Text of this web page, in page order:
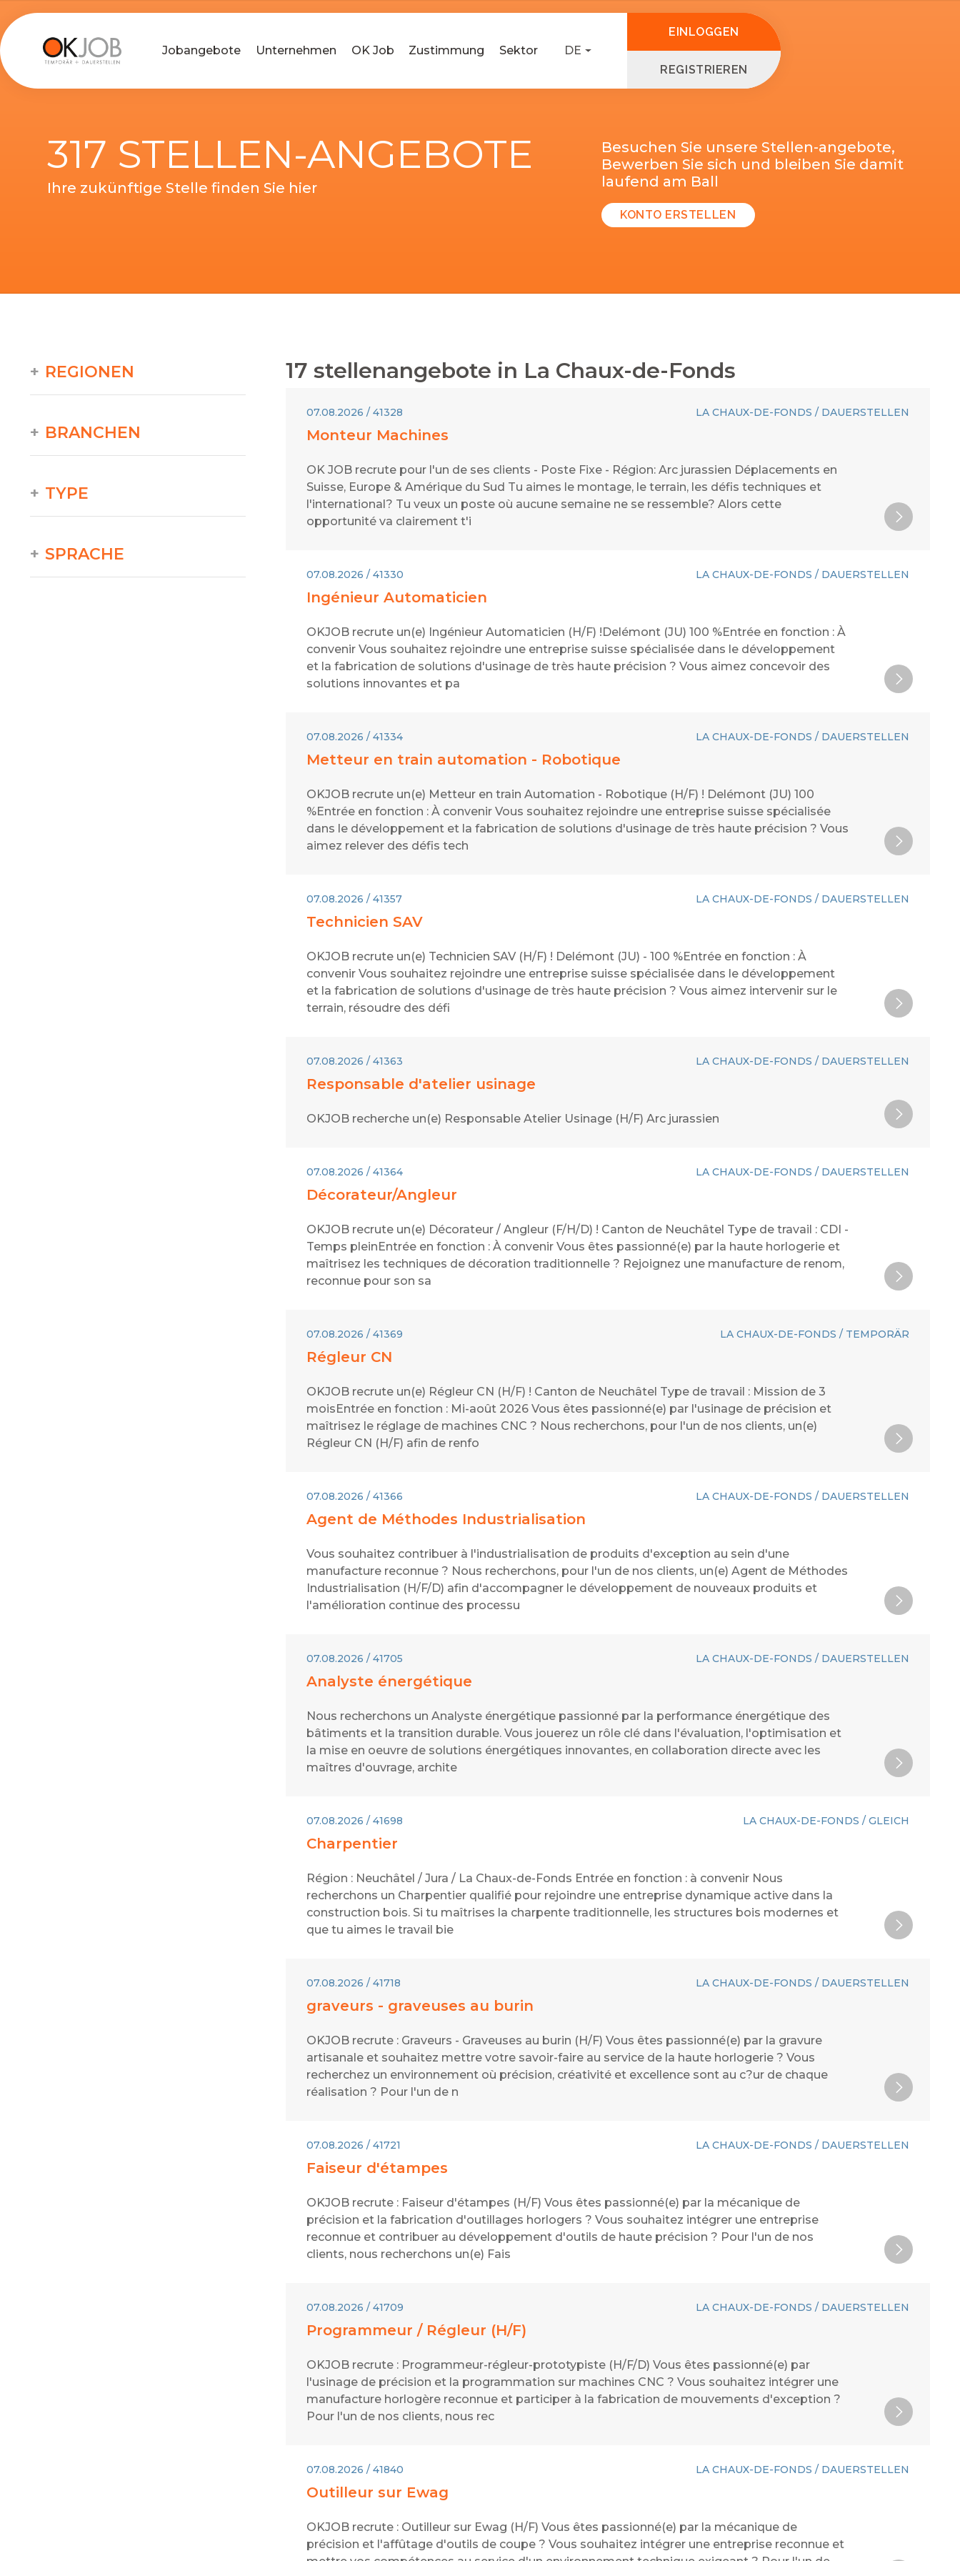
Jobangebote Unternehmen OK Job Zustimmung Sektor DE
EINLOGGEN
REGISTRIEREN
317 STELLEN-ANGEBOTE
Ihre zukünftige Stelle finden Sie hier
Besuchen Sie unsere Stellen-angebote,
Bewerben Sie sich und bleiben Sie damit
laufend am Ball
KONTO ERSTELLEN
17 stellenangebote in La Chaux-de-Fonds
07.08.2026 / 41328 LA CHAUX-DE-FONDS / DAUERSTELLEN
Monteur Machines
OK JOB recrute pour l'un de ses clients - Poste Fixe - Région: Arc jurassien Déplacements en
Suisse, Europe & Amérique du Sud Tu aimes le montage, le terrain, les défis techniques et
l'international? Tu veux un poste où aucune semaine ne se ressemble? Alors cette
opportunité va clairement t'i
07.08.2026 / 41330 LA CHAUX-DE-FONDS / DAUERSTELLEN
Ingénieur Automaticien
OKJOB recrute un(e) Ingénieur Automaticien (H/F) !Delémont (JU) 100 %Entrée en fonction : À
convenir Vous souhaitez rejoindre une entreprise suisse spécialisée dans le développement
et la fabrication de solutions d'usinage de très haute précision ? Vous aimez concevoir des
solutions innovantes et pa
07.08.2026 / 41334 LA CHAUX-DE-FONDS / DAUERSTELLEN
Metteur en train automation - Robotique
OKJOB recrute un(e) Metteur en train Automation - Robotique (H/F) ! Delémont (JU) 100
%Entrée en fonction : À convenir Vous souhaitez rejoindre une entreprise suisse spécialisée
dans le développement et la fabrication de solutions d'usinage de très haute précision ? Vous
aimez relever des défis tech
07.08.2026 / 41357 LA CHAUX-DE-FONDS / DAUERSTELLEN
Technicien SAV
OKJOB recrute un(e) Technicien SAV (H/F) ! Delémont (JU) - 100 %Entrée en fonction : À
convenir Vous souhaitez rejoindre une entreprise suisse spécialisée dans le développement
et la fabrication de solutions d'usinage de très haute précision ? Vous aimez intervenir sur le
terrain, résoudre des défi
07.08.2026 / 41363 LA CHAUX-DE-FONDS / DAUERSTELLEN
Responsable d'atelier usinage
OKJOB recherche un(e) Responsable Atelier Usinage (H/F) Arc jurassien
07.08.2026 / 41364 LA CHAUX-DE-FONDS / DAUERSTELLEN
Décorateur/Angleur
OKJOB recrute un(e) Décorateur / Angleur (F/H/D) ! Canton de Neuchâtel Type de travail : CDI -
Temps pleinEntrée en fonction : À convenir Vous êtes passionné(e) par la haute horlogerie et
maîtrisez les techniques de décoration traditionnelle ? Rejoignez une manufacture de renom,
reconnue pour son sa
07.08.2026 / 41369 LA CHAUX-DE-FONDS / TEMPORÄR
Régleur CN
OKJOB recrute un(e) Régleur CN (H/F) ! Canton de Neuchâtel Type de travail : Mission de 3
moisEntrée en fonction : Mi-août 2026 Vous êtes passionné(e) par l'usinage de précision et
maîtrisez le réglage de machines CNC ? Nous recherchons, pour l'un de nos clients, un(e)
Régleur CN (H/F) afin de renfo
07.08.2026 / 41366 LA CHAUX-DE-FONDS / DAUERSTELLEN
Agent de Méthodes Industrialisation
Vous souhaitez contribuer à l'industrialisation de produits d'exception au sein d'une
manufacture reconnue ? Nous recherchons, pour l'un de nos clients, un(e) Agent de Méthodes
Industrialisation (H/F/D) afin d'accompagner le développement de nouveaux produits et
l'amélioration continue des processu
07.08.2026 / 41705 LA CHAUX-DE-FONDS / DAUERSTELLEN
Analyste énergétique
Nous recherchons un Analyste énergétique passionné par la performance énergétique des
bâtiments et la transition durable. Vous jouerez un rôle clé dans l'évaluation, l'optimisation et
la mise en oeuvre de solutions énergétiques innovantes, en collaboration directe avec les
maîtres d'ouvrage, archite
07.08.2026 / 41698 LA CHAUX-DE-FONDS / GLEICH
Charpentier
Région : Neuchâtel / Jura / La Chaux-de-Fonds Entrée en fonction : à convenir Nous
recherchons un Charpentier qualifié pour rejoindre une entreprise dynamique active dans la
construction bois. Si tu maîtrises la charpente traditionnelle, les structures bois modernes et
que tu aimes le travail bie
07.08.2026 / 41718 LA CHAUX-DE-FONDS / DAUERSTELLEN
graveurs - graveuses au burin
OKJOB recrute : Graveurs - Graveuses au burin (H/F) Vous êtes passionné(e) par la gravure
artisanale et souhaitez mettre votre savoir-faire au service de la haute horlogerie ? Vous
recherchez un environnement où précision, créativité et excellence sont au c?ur de chaque
réalisation ? Pour l'un de n
07.08.2026 / 41721 LA CHAUX-DE-FONDS / DAUERSTELLEN
Faiseur d'étampes
OKJOB recrute : Faiseur d'étampes (H/F) Vous êtes passionné(e) par la mécanique de
précision et la fabrication d'outillages horlogers ? Vous souhaitez intégrer une entreprise
reconnue et contribuer au développement d'outils de haute précision ? Pour l'un de nos
clients, nous recherchons un(e) Fais
07.08.2026 / 41709 LA CHAUX-DE-FONDS / DAUERSTELLEN
Programmeur / Régleur (H/F)
OKJOB recrute : Programmeur-régleur-prototypiste (H/F/D) Vous êtes passionné(e) par
l'usinage de précision et la programmation sur machines CNC ? Vous souhaitez intégrer une
manufacture horlogère reconnue et participer à la fabrication de mouvements d'exception ?
Pour l'un de nos clients, nous rec
07.08.2026 / 41840 LA CHAUX-DE-FONDS / DAUERSTELLEN
Outilleur sur Ewag
OKJOB recrute : Outilleur sur Ewag (H/F) Vous êtes passionné(e) par la mécanique de
précision et l'affûtage d'outils de coupe ? Vous souhaitez intégrer une entreprise reconnue et
REGIONEN
BRANCHEN
TYPE
SPRACHE